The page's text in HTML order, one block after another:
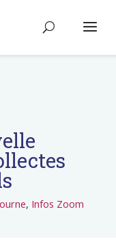
, Infos Zoom